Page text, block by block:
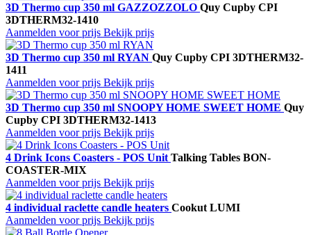
3D Thermo cup 350 ml GAZZOZZOLO Quy Cupby CPI
3DTHERM32-1410
Aanmelden voor prijs Bekijk prijs
3D Thermo cup 350 ml RYAN Quy Cupby CPI 3DTHERM32-
1411
Aanmelden voor prijs Bekijk prijs
3D Thermo cup 350 ml SNOOPY HOME SWEET HOME Quy
Cupby CPI 3DTHERM32-1413
Aanmelden voor prijs Bekijk prijs
4 Drink Icons Coasters - POS Unit Talking Tables BON-
COASTER-MIX
Aanmelden voor prijs Bekijk prijs
4 individual raclette candle heaters Cookut LUMI
Aanmelden voor prijs Bekijk prijs